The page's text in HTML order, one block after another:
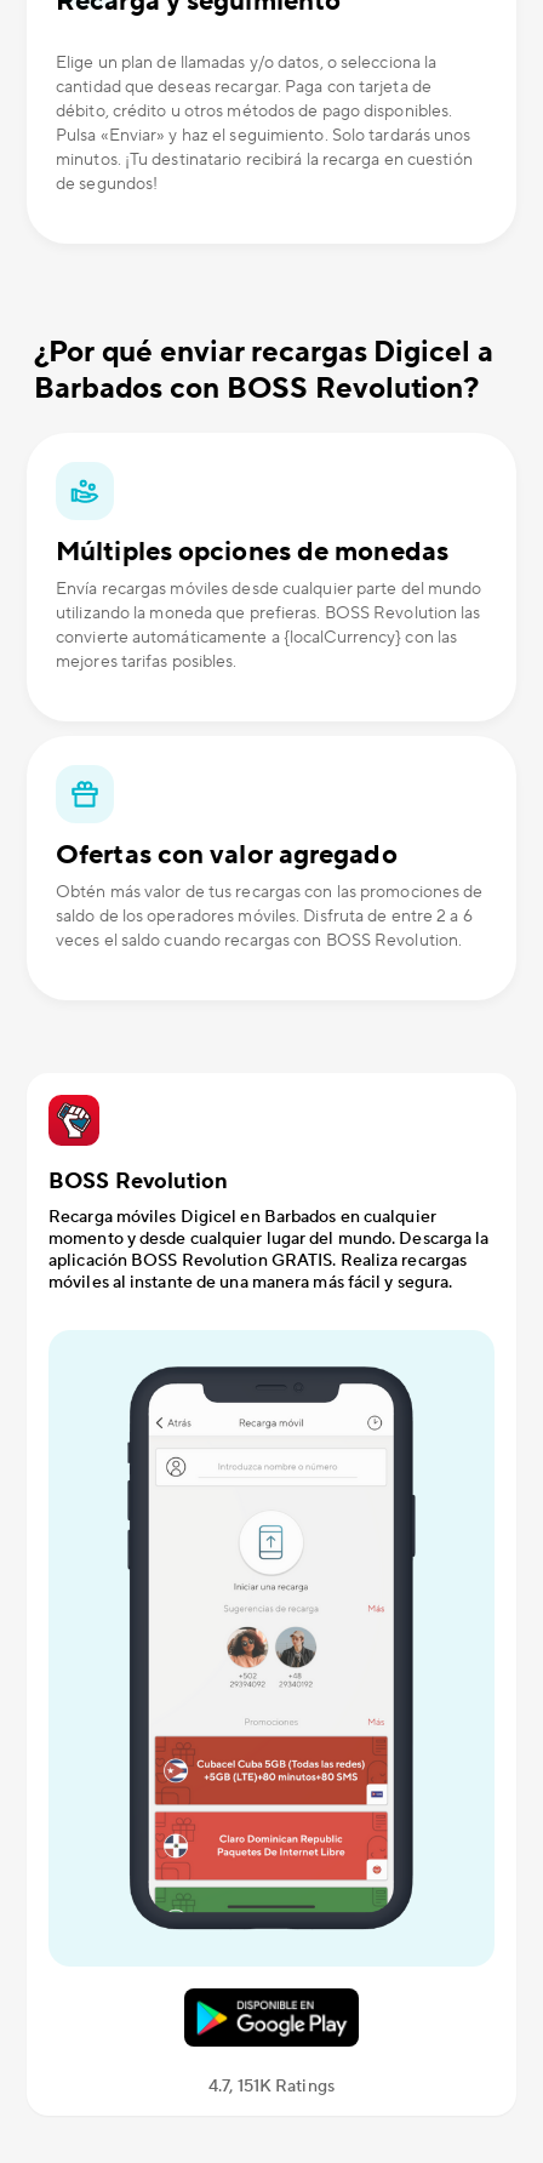
Elige un plan de llamadas y/o datos, o selecciona la
cantidad que deseas recargar. Paga con tarjeta de
débito, crédito u otros métodos de pago disponibles.
Pulsa «Enviar» y haz el seguimiento. Solo tardarás unos
minutos. ¡Tu destinatario recibirá la recarga en cuestión
de segundos!
¿Por qué enviar recargas Digicel a
Barbados con BOSS Revolution?
Múltiples opciones de monedas
Envía recargas móviles desde cualquier parte del mundo
utilizando la moneda que prefieras. BOSS Revolution las
convierte automáticamente a {localCurrency} con las
mejores tarifas posibles.
Ofertas con valor agregado
Obtén más valor de tus recargas con las promociones de
saldo de los operadores móviles. Disfruta de entre 2 a 6
veces el saldo cuando recargas con BOSS Revolution.
BOSS Revolution
Recarga móviles Digicel en Barbados en cualquier
momento y desde cualquier lugar del mundo. Descarga la
aplicación BOSS Revolution GRATIS. Realiza recargas
móviles al instante de una manera más fácil y segura.
4.7, 151K Ratings